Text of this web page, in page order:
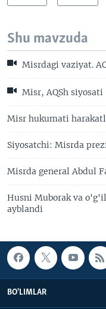
Shu mavzuda
Misrdagi vaziyat.
Misr, AQSh
Misr hukumati
Siyosatchi: Misrda
Misrda general Abdul
Husni Muborak va
ayblandi
BO'LIMLAR